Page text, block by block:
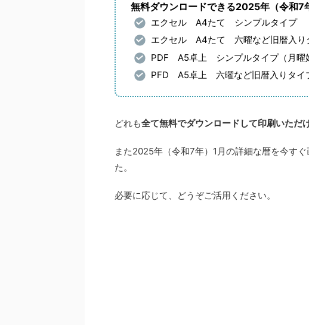
無料ダウンロードできる2025年（令和7
エクセル A4たて シンプルタイプ
エクセル A4たて 六曜など旧暦入り
PDF A5卓上 シンプルタイプ（月曜
PFD A5卓上 六曜など旧暦入りタイ
どれも全て無料でダウンロードして印刷いただ
また2025年（令和7年）1月の詳細な暦を今す
た。
必要に応じて、どうぞご活用ください。